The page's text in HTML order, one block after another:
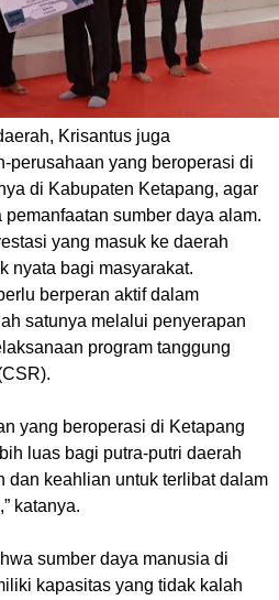
Krisantus juga
perusahaan yang beroperasi di
di Kabupaten Ketapang, agar
sumber daya alam.
yang masuk ke daerah
nyata bagi masyarakat.
berperan aktif dalam
satunya melalui penyerapan
program tanggung
yang beroperasi di Ketapang
luas bagi putra-putri daerah
dan keahlian untuk terlibat dalam
katanya.
sumber daya manusia di
kapasitas yang tidak kalah